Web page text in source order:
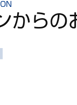
からの